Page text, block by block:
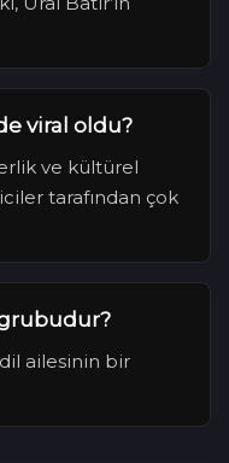
viral oldu?
ve kültürel
tarafından çok
ailesinin bir